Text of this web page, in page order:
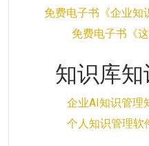
免费电子书《企业知
免费电子书《
知识库
企业AI知识管理
个人知识管理软